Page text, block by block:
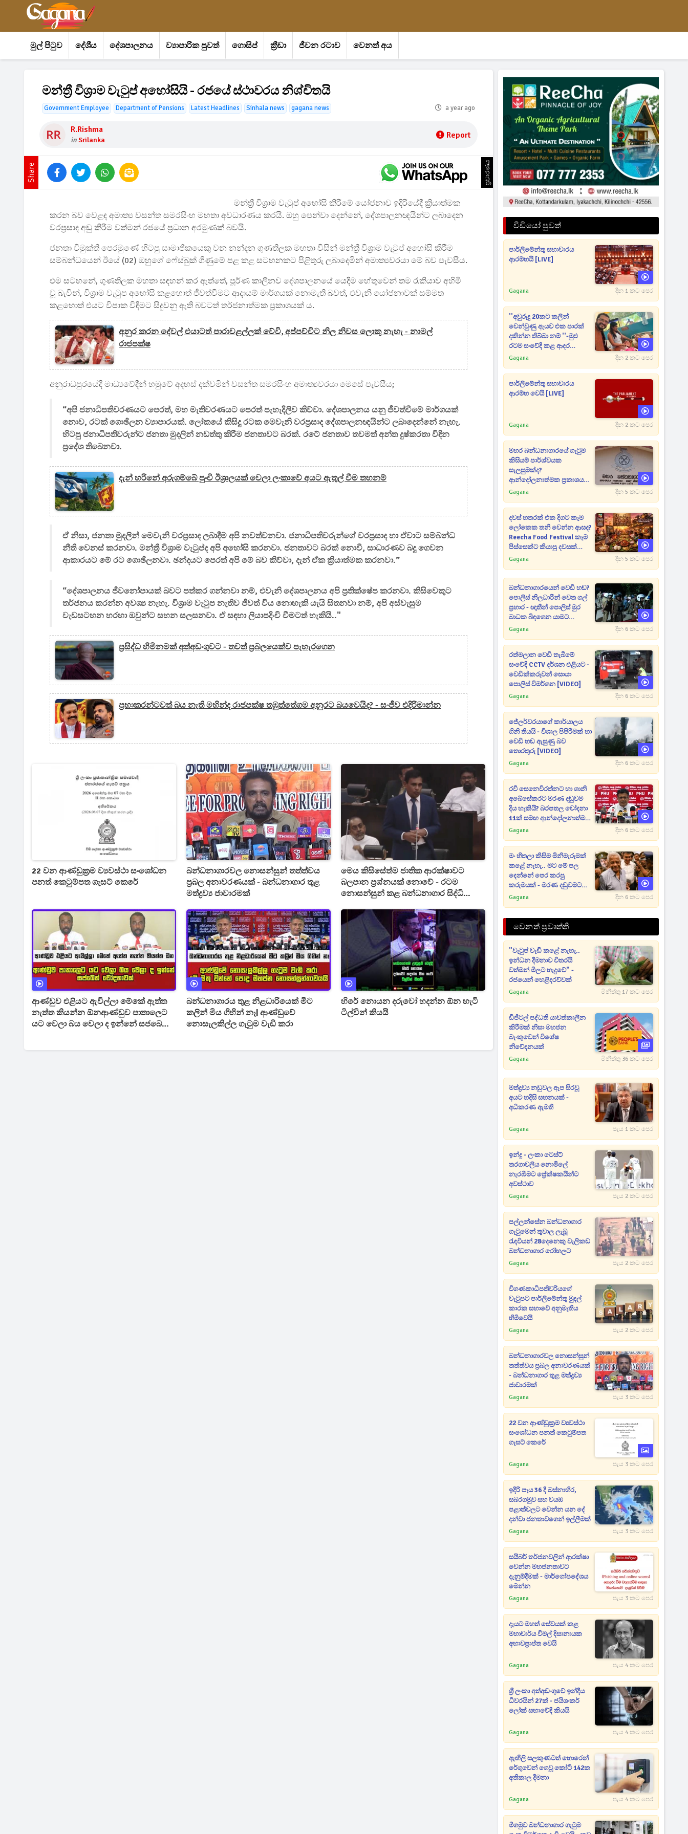
මුල් පිටුව දේශීය දේශපාලනය ව්‍යාපාරික පුවත් ගොසිප් ක්‍රීඩා ජීවන රටාව වෙනත් අය
මන්ත්‍රී විශ්‍රාම වැටුප් අහෝසියි - රජයේ ස්ථාවරය නිශ්චිතයි
Government Employee Department of Pensions Latest Headlines Sinhala news gagana news a year ago
R.rishma
inSrilanka Report
Share ප්‍රචාරණය
මන්ත්‍රී විශ්‍රාම වැටුප් අහෝසි කිරීමේ යෝජනාව ඉදිරියේදී ක්‍රියාත්මක
කරන බව වෙළඳ අමාත්‍ය වසන්ත සමරසිංහ මහතා අවධාරණය කරයි. ඔහු පෙන්වා දෙන්නේ, දේශපාලනඥයින්ට ලබාදෙන
වරප්‍රසාද අඩු කිරීම වත්මන් රජයේ ප්‍රධාන අරමුණක් බවයි.
ජනතා විමුක්ති පෙරමුණේ හිටපු සාමාජිකයෙකු වන නන්දන ගුණතිලක මහතා විසින් මන්ත්‍රී විශ්‍රාම වැටුප් අහෝසි කිරීම
සම්බන්ධයෙන් ඊයේ (02) ඔහුගේ ෆේස්බුක් ගිණුමේ පළ කළ සටහනකට පිළිතුරු ලබාදෙමින් අමාත්‍යවරයා මේ බව පැවසීය.
එම සටහනේ, ගුණතිලක මහතා සඳහන් කර ඇත්තේ, පූර්ණ කාලීනව දේශපාලනයේ යෙදීම හේතුවෙන් තම රැකියාව අහිමි
වූ බැවින්, විශ්‍රාම වැටුප අහෝසි කළහොත් ජීවත්වීමට ආදායම් මාර්ගයක් නොමැති බවත්, එවැනි යෝජනාවක් සම්මත
කළහොත් එයට විපාක විඳීමට සිදුවනු ඇති බවටත් තර්ජනාත්මක ප්‍රකාශයක් ය.
අනුර කරන දේවල් එයාටත් පාරාවළල්ලක් වේවි, අප්පච්චිට නිල නිවස ලොකු නැහැ - නාමල්
රාජපක්ෂ
අනුරාධපුරයේදී මාධ්‍යවේදීන් හමුවේ අදහස් දක්වමින් වසන්ත සමරසිංහ අමාත්‍යවරයා මෙසේ පැවසීය;
“අපි ජනාධිපතිවරණයට පෙරත්, මහ මැතිවරණයට පෙරත් පැහැදිලිව කිව්වා. දේශපාලනය යනු ජීවත්වීමේ මාර්ගයක්
නොව, රටක් ගොඡිලන ව්‍යාපාරයක්. ලෝකයේ කිසිදු රටක මෙවැනි වරප්‍රසාද දේශපාලනඥයින්ට ලබාදෙන්නේ නැහැ.
හිටපු ජනාධිපතිවරුන්ට ජනතා මුදලින් නඩත්තු කිරීම ජනතාවට බරක්. රටේ ජනතාව තවමත් අන්ත දුෂ්කරතා විඳින
ප්‍රදේශ තිබෙනවා.
දැන් හරිනේ අරුගම්බේ පුංචි ඊශ්‍රාලයක් වෙලා ලංකාවේ අයට ඇතුල් වීම තහනම්
ඒ නිසා, ජනතා මුදලින් මෙවැනි වරප්‍රසාද ලබාදීම අපි නවත්වනවා. ජනාධිපතිවරුන්ගේ වරප්‍රසාද හා ඒවාට සම්බන්ධ
නීති වෙනස් කරනවා. මන්ත්‍රී විශ්‍රාම වැටුප්ද අපි අහෝසි කරනවා. ජනතාවට බරක් නොවී, සාධාරණව බදු ගෙවන
ආකාරයට මේ රට ගොඡිලනවා. ඡන්දයට පෙරත් අපි මේ බව කිව්වා, දැන් ඒක ක්‍රියාත්මක කරනවා.”
“දේශපාලනය ජීවනෝපායක් බවට පත්කර ගන්නවා නම්, එවැනි දේශපාලනය අපි ප්‍රතික්ෂේප කරනවා. කිසිවෙකුට
තර්ජනය කරන්න අවශ්‍ය නැහැ. විශ්‍රාම වැටුප නැතිව ජීවත් විය නොහැකි යැයි සිතනවා නම්, අපි අස්වැසුම
වැඩසටහන හරහා ඔවුන්ට සහන සලසනවා. ඒ සඳහා ලියාපදිංචි වීමටත් හැකියි.."
ප්‍රසිද්ධ හිමිනමක් අත්අඩංගුවට - තවත් ප්‍රබලයෙක්ව පැහැරගෙන
ප්‍රභාකරන්ටවත් බය නැති මහින්ද රාජපක්ෂ තඹුත්තේගම අනුරට බයවෙයිද? - සංජීව එදිරිමාන්න
22 වන ආණ්ඩුක්‍රම ව්‍යවස්ථා සංශෝධන
පනත් කෙටුම්පත ගැසට් කෙරේ
බන්ධනාගාරවල නොසන්සුන් තත්ත්වය
ප්‍රබල අනාවරණයක් - බන්ධනාගාර තුළ
මත්ද්‍රව්‍ය ජාවාරමක්
මෙය කිසිසේත්ම ජාතික ආරක්ෂාවට
බලපාන ප්‍රශ්නයක් නොවේ - රටම
නොසන්සුන් කළ බන්ධනාගාර සිද්ධි
ඇමතිගෙන් විශේෂ ප්‍රකාශයක්
ආණ්ඩුව එළියට ඇවිල්ලා මේකේ ඇත්ත
නැත්ත කියන්න ඕනආණ්ඩුව පාතාලෙට
යට වෙලා බය වෙලා ද ඉන්නේ සජබෙන්
බන්ධනාගාරය තුළ නිළධාරියෙක් මීට
කලින් මිය ගිහින් නෑ| ආණ්ඩුවේ
නොසැලකිල්ල ගැටුම වැඩි කරා
හිරේ නොයන දරුවෝ හදන්න ඕන හැටි
ටිල්වින් කියයි
වීඩියෝ පුවත්
පාර්ලිමේන්තු සභාවාරය
ආරම්භයි [LIVE]
Gagana දින 1 කට පෙර
''අවුරුදු 20කට කලින්
වෙන්වුණු ඇයව එක පාරක්
දකින්න තිබ්බා නම් ''-මුළු
රටම සංවේදී කළ ආදර
අමරණීය මතකය
Gagana දින 2 කට පෙර
පාර්ලිමේන්තු සභාවාරය
ආරම්භ වෙයි [LIVE]
Gagana දින 2 කට පෙර
මහර බන්ධනාගාරයේ ගැටුම
කිසියම් පාර්ශ්වයක
සැලසුමක්ද?
ආන්දෝලනාත්මක ප්‍රකාශයක්
එළියට [VIDEO]
Gagana දින 5 කට පෙර
දවස් හතරක් එක දිගට කෑම
ලෝකෙක තනි වෙන්න ආසද?
Reecha Food Festival කෑම
පිස්සෙක්ට කියාපු දවසක්
මෙන්න
Gagana දින 5 කට පෙර
බන්ධනාගාරයෙන් වෙඩි හඬ?
පොලිස් නිලධාරින් වෙත ගල්
ප්‍රහාර - ඥාතීන් පොලිස් මුර
බාධක බිඳගෙන යාමට
උත්සාහයක [VIDEO]
Gagana දින 6 කට පෙර
රත්මලාන වෙඩි තැබීමේ
සංවේදී CCTV දර්ශන එළියට -
වෙඩික්කරුවන් සොයා
පොලිස් විමර්ශන [VIDEO]
Gagana දින 6 කට පෙර
ජේලර්වරයාගේ කාර්යාලය
ගිනි තියයි - විශාල පිපිරීමක් හා
වෙඩි හඬ ඇසුණු බව
තොරතුරු [VIDEO]
Gagana දින 6 කට පෙර
රවී සෙනෙවිරත්නට හා ශානි
අබේසේකරට මරණ දඬුවම
දිය හැකියි? බරපතල චෝදනා
11ක් සමඟ ආන්දෝලනාත්මක
ප්‍රකාශයක් [VIDEO]
Gagana දින 6 කට පෙර
මං හිතලා කිසිම මිනිමැරුමක්
කළේ නැහැ.. මට මේ පල
දෙන්නේ පෙර කරපු
කරුමයක් - මරණ දඬුවමට
කළින් කට ඇරපු පූජිත් හඬා
Gagana දින 6 කට පෙර
වෙනත් ප්‍රවෘත්ති
"වැටුප් වැඩි කළේ නැහැ..
ඉන්ධන දීමනාව විතරයි
වත්මන් මිලට හැදුවේ" -
රජයෙන් හෙළිදරව්වක්
Gagana මිනිත්තු 17 කට පෙර
ඩිජිටල් පද්ධති යාවත්කාලීන
කිරීමක් නිසා මහජන
බැංකුවෙන් විශේෂ
නිවේදනයක්
Gagana මිනිත්තු 36 කට පෙර
මත්ද්‍රව්‍ය නඩුවල ඇප සිරවූ
අයට හදිසි සහනයක් -
අධිකරණ ඇමති
Gagana පැය 1 කට පෙර
ඉන්දු - ලංකා ටෙස්ට්
තරගාවලිය නොමිලේ
නැරඹීමට ප්‍රේක්ෂකයින්ට
අවස්ථාව
Gagana පැය 2 කට පෙර
පල්ලන්සේන බන්ධනාගාර
ගැටුමෙන් තුවාල ලැබූ
රැඳවියන් 28දෙනෙකු වැලිකඩ
බන්ධනාගාර රෝහලට
Gagana පැය 2 කට පෙර
විගණකාධිපතිවරියගේ
වැටුපට පාර්ලිමේන්තු මුදල්
කාරක සභාවේ අනුමැතිය
හිමිවෙයි
Gagana පැය 2 කට පෙර
බන්ධනාගාරවල නොසන්සුන්
තත්ත්වය ප්‍රබල අනාවරණයක්
- බන්ධනාගාර තුළ මත්ද්‍රව්‍ය
ජාවාරමක්
Gagana පැය 3 කට පෙර
22 වන ආණ්ඩුක්‍රම ව්‍යවස්ථා
සංශෝධන පනත් කෙටුම්පත
ගැසට් කෙරේ
Gagana පැය 3 කට පෙර
ඉදිරි පැය 36 දී බස්නාහිර,
සබරගමුව සහ වයඹ
පළාත්වලට වෙන්න යන දේ
දන්වා ජනතාවගෙන් ඉල්ලීමක්
Gagana පැය 3 කට පෙර
සයිබර් තර්ජනවලින් ආරක්ෂා
වෙන්න මහජනතාවට
දැනුම්දීමක් - මාර්ගෝපදේශය
මෙන්න
Gagana පැය 3 කට පෙර
දැයට මහත් සේවයක් කළ
මහාචාර්ය විමල් දිසානායක
අභාවප්‍රාප්ත වෙයි
Gagana පැය 4 කට පෙර
ශ්‍රී ලංකා අත්අඩංගුවේ ඉන්දීය
ධීවරයින් 27ක් - ජයිශංකර්
ලෝක් සභාවේදී කියයි
Gagana පැය 4 කට පෙර
ඇඟිලි සලකුණටත් හොරෙන්
රේගුවෙන් ගෙවූ කෝටි 142ක
අතිකාල දීමනා
Gagana පැය 4 කට පෙර
මීගමුව බන්ධනාගාර ගැටුම